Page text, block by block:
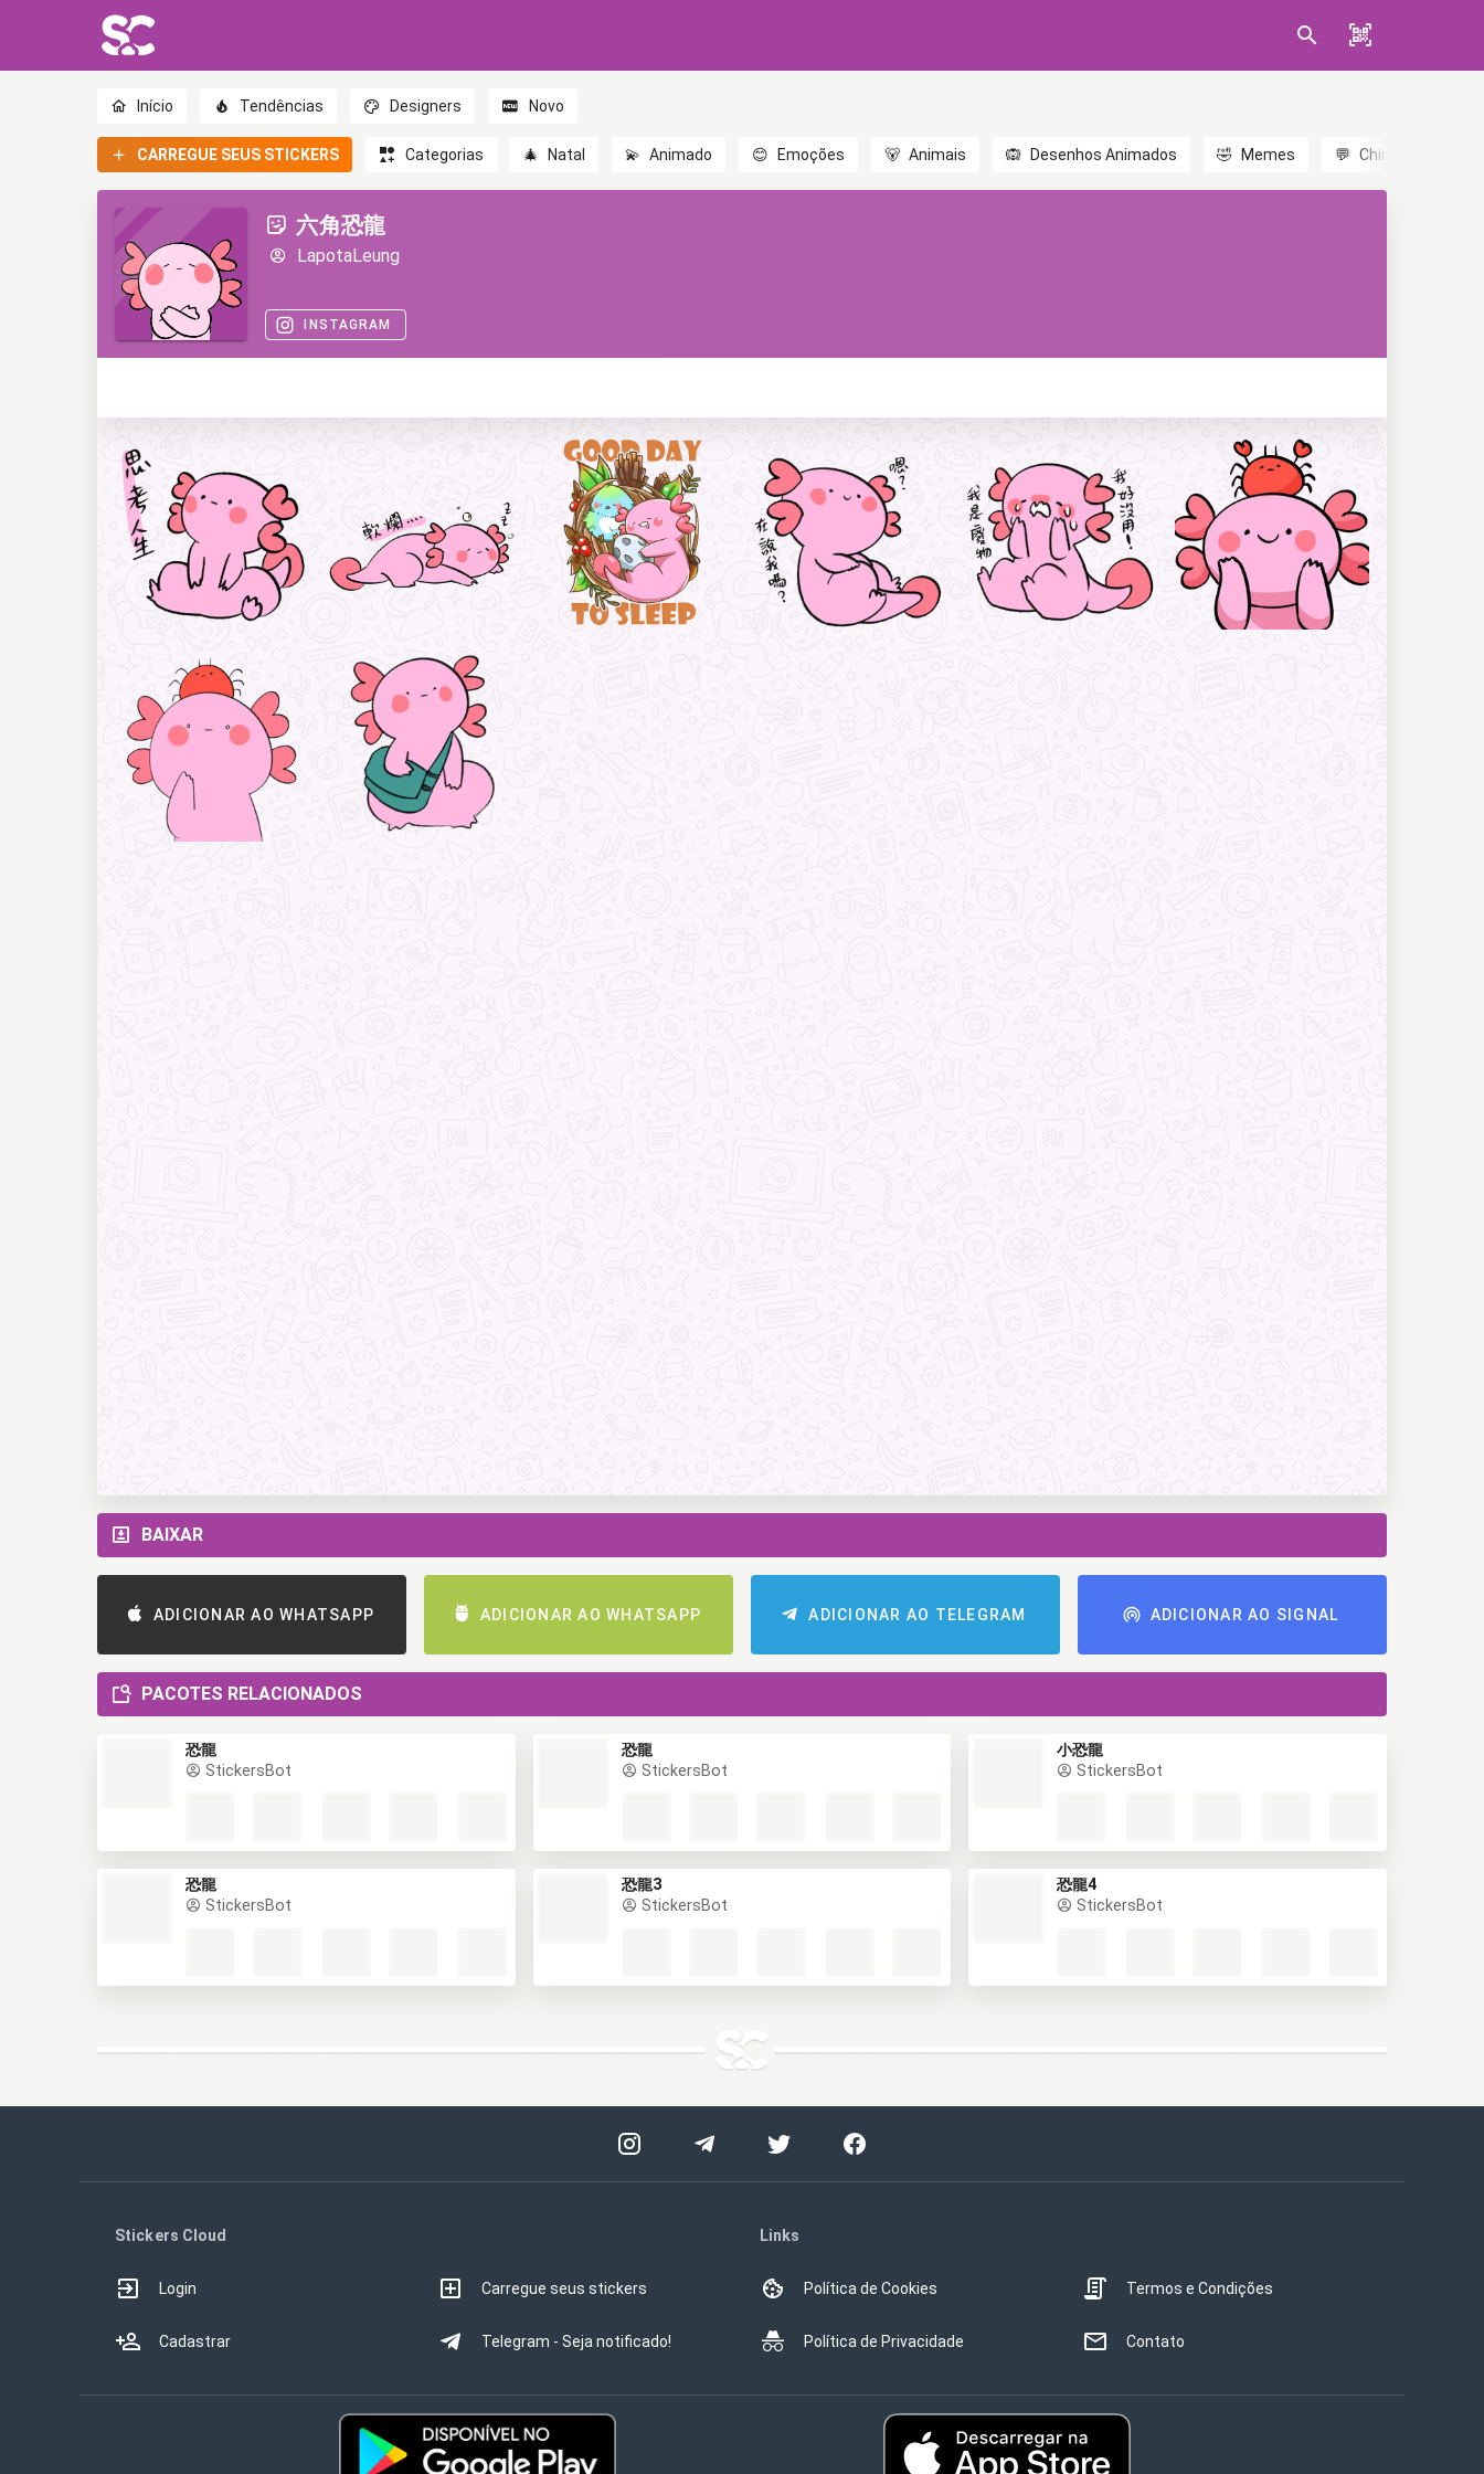
Início Tendências Designers Novo
CARREGUE SEUS STICKERS Categorias 🎄 Natal 💫 Animado 😊 Emoções 🐻 Animais 🙉 Desenhos Animados 🤣 Memes 💬 Chinês
六角恐龍
LapotaLeung
INSTAGRAM
BAIXAR
ADICIONAR AO WHATSAPP ADICIONAR AO WHATSAPP ADICIONAR AO TELEGRAM ADICIONAR AO SIGNAL
PACOTES RELACIONADOS
恐龍
StickersBot
恐龍
StickersBot
小恐龍
StickersBot
恐龍
StickersBot
恐龍3
StickersBot
恐龍4
StickersBot
Stickers Cloud
Login
Cadastrar
Carregue seus stickers
Telegram - Seja notificado!
Links
Política de Cookies
Política de Privacidade
Termos e Condições
Contato